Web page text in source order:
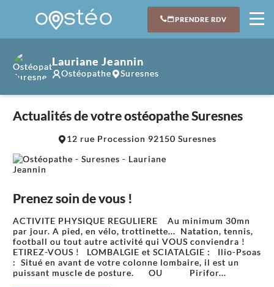
PRENDRE RDV
Lauriane Jeannin
Ostéopathe Suresnes
Actualités de votre ostéopathe Suresnes
12 rue Procession 92150 Suresnes
Prenez soin de vous !
ACTIVITE PHYSIQUE REGULIERE Au minimum 30mn
par jour. A pied, en vélo, trottinette... Natation, tennis,
football ou tout autre activité qui VOUS conviendra !
ETIREZ-VOUS ! LOMBALGIE et SCIATALGIE : Ilio-Psoas
: Situé en avant de votre colonne lombaire, il est un
puissant muscle de posture. OU Pirifor...